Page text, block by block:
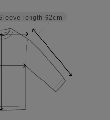
length 62cm